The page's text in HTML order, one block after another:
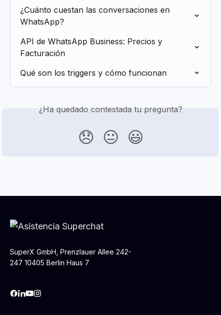
¿Cuánto cuestan las conversaciones en
WhatsApp?
API de WhatsApp Business: Precios y
Facturación
Qué son los triggers y cómo funcionan
¿Ha quedado contestada tu pregunta?
😞 😐 😃
SuperX GmbH, Prenzlauer Allee 242-
247 10405 Berlin Haus 7